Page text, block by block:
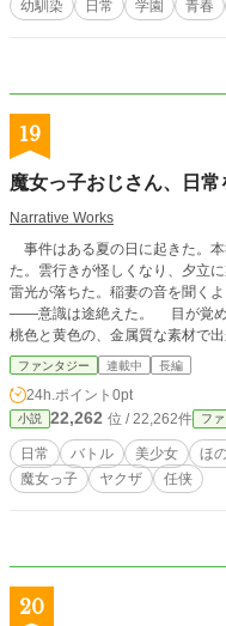
幼馴染 日常 学園 青春
19
魔女っ子おじさん、日常
Narrative Works
事件はある夏の日に起きた。
た。雲行きが怪しくなり、夕立
雷光が落ちた。稲妻の音を聞く
――意識は途絶えた。 目が覚めると、俺は少女になっていた。 痛く鮮明な
桃色と黄色の、金属質な素材で
マークを幾つも連ねた彫り込み
水晶を支える土台のようなものは
うして、俺は魔女っ子に生まれ
し、俺には家族も、仕事もある
子になってしまったとしても、
の、魔女っ子としての日常が始
ファンタジー 連載中 長編
24h.ポイント 0pt
小説 22,262 位 / 22,262件 フ
日常 バトル 美少女 ほ
魔女っ子
ヤクザ 任侠
20